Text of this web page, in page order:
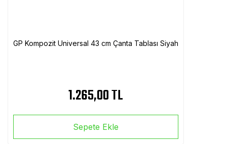
GP Kompozit Universal 43 cm Çanta Tablası Siyah
1.265,00 TL
Sepete Ekle